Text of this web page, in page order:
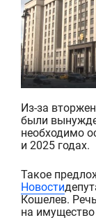
Из-за вторжения ВСУ жители Курской области
были
необходимо
и 2025 годах.
Такое
Новости
Кошелев.
на